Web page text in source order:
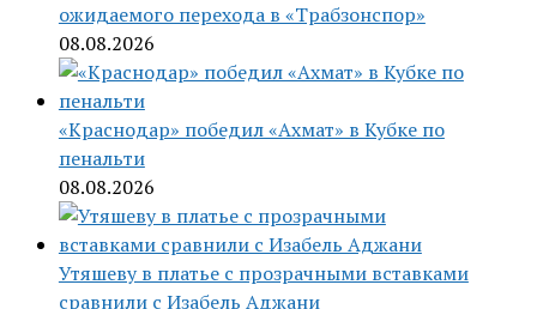
ожидаемого перехода в «Трабзонспор»
08.08.2026
«Краснодар» победил «Ахмат» в Кубке по
пенальти
08.08.2026
Утяшеву в платье с прозрачными вставками
сравнили с Изабель Аджани